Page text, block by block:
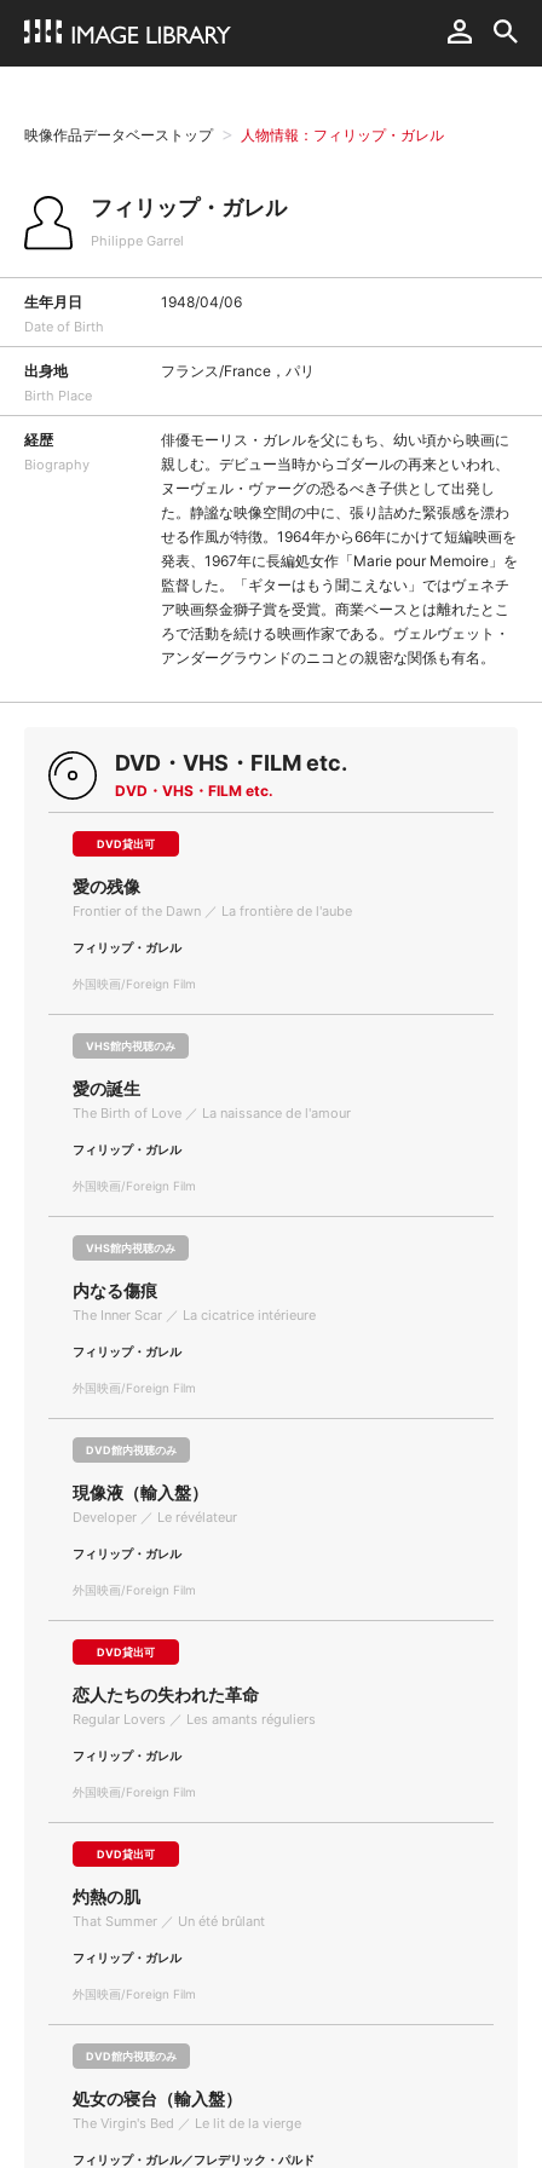
映像作品データベーストップ 人物情報：フィリップ・ガレル
フィリップ・ガレル
Philippe Garrel
生年月日
Date of Birth
1948/04/06
出身地
Birth Place
フランス/France，パリ
経歴
Biography
俳優モーリス・ガレルを父にもち、幼い頃から映画に
親しむ。デビュー当時からゴダールの再来といわれ、
ヌーヴェル・ヴァーグの恐るべき子供として出発し
た。静謐な映像空間の中に、張り詰めた緊張感を漂わ
せる作風が特徴。1964年から66年にかけて短編映画を
発表、1967年に長編処女作「Marie pour Memoire」を
監督した。「ギターはもう聞こえない」ではヴェネチ
ア映画祭金獅子賞を受賞。商業ベースとは離れたとこ
ろで活動を続ける映画作家である。ヴェルヴェット・
アンダーグラウンドのニコとの親密な関係も有名。
DVD・VHS・FILM etc.
DVD・VHS・FILM etc.
DVD貸出可
愛の残像
Frontier of the Dawn ／ La frontière de l'aube
フィリップ・ガレル
外国映画/Foreign Film
VHS館内視聴のみ
愛の誕生
The Birth of Love ／ La naissance de l'amour
フィリップ・ガレル
外国映画/Foreign Film
VHS館内視聴のみ
内なる傷痕
The Inner Scar ／ La cicatrice intérieure
フィリップ・ガレル
外国映画/Foreign Film
DVD館内視聴のみ
現像液（輸入盤）
Developer ／ Le révélateur
フィリップ・ガレル
外国映画/Foreign Film
DVD貸出可
恋人たちの失われた革命
Regular Lovers ／ Les amants réguliers
フィリップ・ガレル
外国映画/Foreign Film
DVD貸出可
灼熱の肌
That Summer ／ Un été brûlant
フィリップ・ガレル
外国映画/Foreign Film
DVD館内視聴のみ
処女の寝台（輸入盤）
The Virgin's Bed ／ Le lit de la vierge
フィリップ・ガレル／フレデリック・パルド